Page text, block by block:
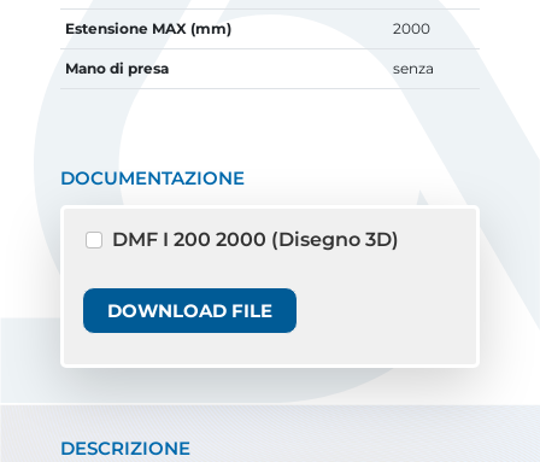
Estensione MAX (mm) 2000
Mano di presa senza
DOCUMENTAZIONE
DMF I 200 2000 (Disegno 3D)
DOWNLOAD FILE
DESCRIZIONE